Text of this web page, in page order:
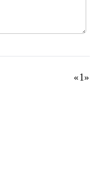
«1»